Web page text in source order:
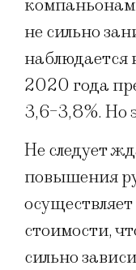
не сильно
наблюдается
2020 года
3,6-3,8%. Но
Не следует
повышения
стоимости,
сильно